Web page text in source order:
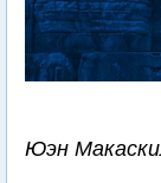
Юэн